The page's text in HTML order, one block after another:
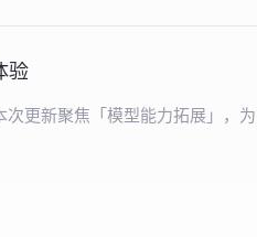
验
更新聚焦「模型能力拓展」，为